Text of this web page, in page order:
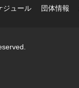
ジュール 団体情報